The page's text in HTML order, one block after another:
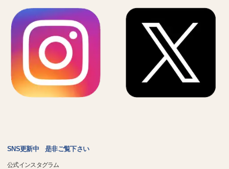
SNS更新中 是非ご覧下さい
公式インスタグラム